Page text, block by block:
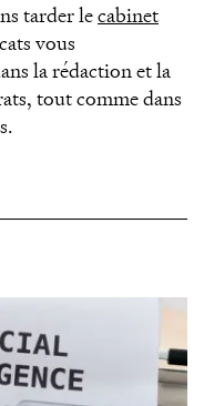
tarder lecabinet
vous
la rédaction et la
tout comme dans